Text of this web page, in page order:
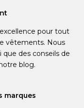
pour tout
vêtements. Nous
des conseils de
blog.
marques